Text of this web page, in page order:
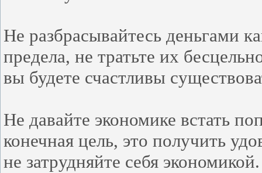
Не разбрасывайтесь деньгами
предела, не тратьте их
вы будете счастливы
Не давайте экономике встать
конечная цель, это получить
не затрудняйте себя